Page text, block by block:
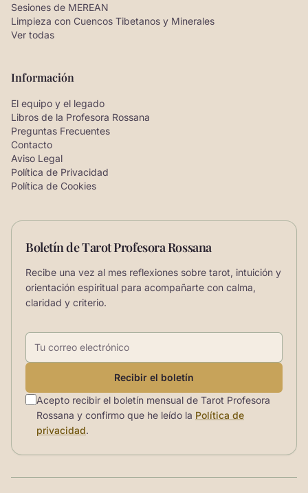
Sesiones de MEREAN
Limpieza con Cuencos Tibetanos y Minerales
Ver todas
Información
El equipo y el legado
Libros de la Profesora Rossana
Preguntas Frecuentes
Contacto
Aviso Legal
Política de Privacidad
Política de Cookies
Boletín de Tarot Profesora Rossana
Recibe una vez al mes reflexiones sobre tarot, intuición y
orientación espiritual para acompañarte con calma,
claridad y criterio.
Correo electrónico
Recibir el boletín
Acepto recibir el boletín mensual de Tarot Profesora
Rossana y confirmo que he leído la Política de
privacidad.